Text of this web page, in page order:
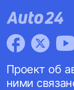
Проект об
ними